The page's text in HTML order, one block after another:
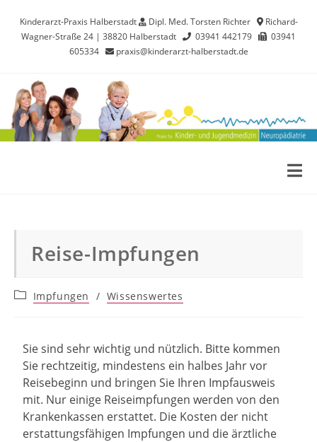
Kinderarzt-Praxis Halberstadt Dipl. Med. Torsten Richter
Richard-
Wagner-Straße 24 | 38820 Halberstadt
03941 442179
03941
605334
praxis@kinderarzt-halberstadt.de
Reise-Impfungen
Impfungen / Wissenswertes
Sie sind sehr wichtig und nützlich. Bitte kommen
Sie rechtzeitig, mindestens ein halbes Jahr vor
Reisebeginn und bringen Sie Ihren Impfausweis
mit. Nur einige Reiseimpfungen werden von den
Krankenkassen erstattet. Die Kosten der nicht
erstattungsfähigen Impfungen und die ärztliche